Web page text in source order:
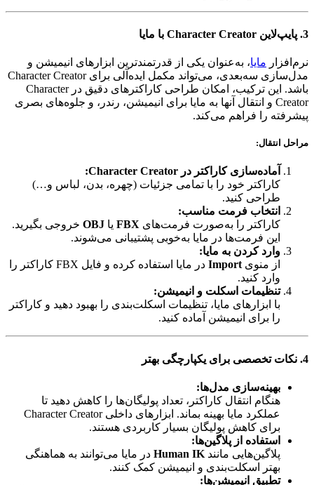
3. پایپ‌لاین Character Creator با مایا
نرم‌افزار مایا، به‌عنوان یکی از قدرتمندترین ابزارهای انیمیشن و
مدل‌سازی سه‌بعدی، می‌تواند مکمل ایده‌آلی برای Character Creator
باشد. این ترکیب، امکان طراحی کاراکترهای دقیق در Character
Creator و انتقال آنها به مایا برای انیمیشن، رندر، و جلوه‌های بصری
پیشرفته را فراهم می‌کند.
مراحل انتقال:
آماده‌سازی کاراکتر در Character Creator:
کاراکتر خود را با تمامی جزئیات (چهره، بدن، لباس و…)
طراحی کنید.
انتخاب فرمت مناسب:
کاراکتر را به‌صورت فرمت‌های FBX یا OBJ خروجی بگیرید.
این فرمت‌ها در مایا به‌خوبی پشتیبانی می‌شوند.
وارد کردن به مایا:
از منوی Import
در مایا استفاده کرده و فایل FBX کاراکتر را
وارد کنید.
تنظیمات اسکلت و انیمیشن:
با ابزارهای مایا، تنظیمات اسکلت‌بندی را بهبود دهید و کاراکتر
را برای انیمیشن آماده کنید.
4. نکات تخصصی برای یکپارچگی بهتر
بهینه‌سازی مدل‌ها:
هنگام انتقال کاراکتر، تعداد پولیگان‌ها را کاهش دهید تا
عملکرد مایا بهینه بماند. ابزارهای داخلی Character Creator
برای کاهش پولیگان بسیار کاربردی هستند.
استفاده از پلاگین‌ها:
پلاگین‌هایی مانند Human IK در مایا می‌توانند به هماهنگی
بهتر اسکلت‌بندی و انیمیشن کمک کنند.
تطبیق انیمیشن‌ها: